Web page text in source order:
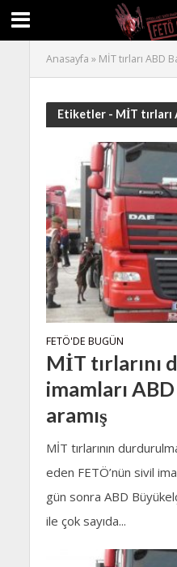
Anasayfa » MİT tırları ABD
Etiketler - MİT tırları
FETÖ'DE BUGÜN
MİT tırlarını
imamları
aramış
MİT tırlarının
eden FETÖ’nün sivil
gün sonra ABD
ile çok sayıda...